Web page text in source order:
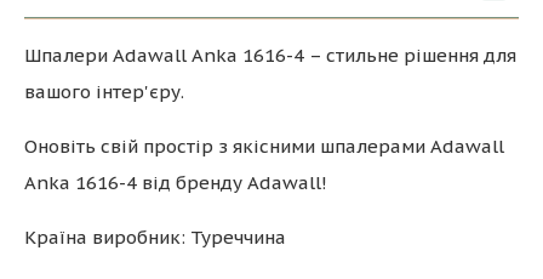
Шпалери Adawall Anka 1616-4 – стильне рішення для
вашого інтер'єру.
Оновіть свій простір з якісними шпалерами Adawall
Anka 1616-4 від бренду Adawall!
Країна виробник: Туреччина